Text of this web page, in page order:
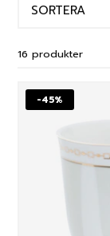
SORTERA
16 produkter
-45%